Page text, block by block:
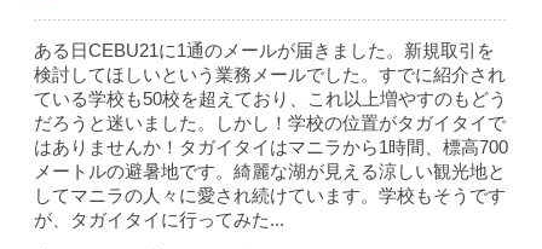
ある日CEBU21に1通のメールが届きました。新規取引を
検討してほしいという業務メールでした。すでに紹介され
ている学校も50校を超えており、これ以上増やすのもどう
だろうと迷いました。しかし！学校の位置がタガイタイで
はありませんか！タガイタイはマニラから1時間、標高700
メートルの避暑地です。綺麗な湖が見える涼しい観光地と
してマニラの人々に愛され続けています。学校もそうです
が、タガイタイに行ってみた...